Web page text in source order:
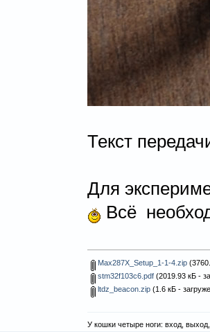
Текст
Для
Всё
Max287X_Setup_1-1-4.zip
stm32f103c6.pdf(2019.93 кБ -
ltdz_beacon.zip(1.6 кБ -
У кошки четыре ноги: вход,